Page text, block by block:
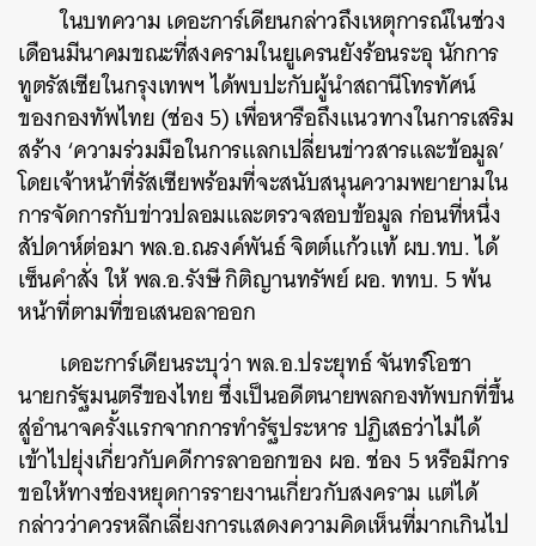
ในบทความ เดอะการ์เดียนกล่าวถึงเหตุการณ์ในช่วง
เดือนมีนาคมขณะที่สงครามในยูเครนยังร้อนระอุ นักการ
ทูตรัสเซียในกรุงเทพฯ ได้พบปะกับผู้นำสถานีโทรทัศน์
ของกองทัพไทย (ช่อง 5) เพื่อหารือถึงแนวทางในการเสริม
สร้าง ‘ความร่วมมือในการแลกเปลี่ยนข่าวสารและข้อมูล’
โดยเจ้าหน้าที่รัสเซียพร้อมที่จะสนับสนุนความพยายามใน
การจัดการกับข่าวปลอมและตรวจสอบข้อมูล ก่อนที่หนึ่ง
สัปดาห์ต่อมา พล.อ.ณรงค์พันธ์ จิตต์แก้วแท้ ผบ.ทบ. ได้
เซ็นคำสั่ง ให้ พล.อ.รังษี กิติญานทรัพย์ ผอ. ททบ. 5 พ้น
หน้าที่ตามที่ขอเสนอลาออก
เดอะการ์เดียนระบุว่า พล.อ.ประยุทธ์ จันทร์โอชา
นายกรัฐมนตรีของไทย ซึ่งเป็นอดีตนายพลกองทัพบกที่ขึ้น
สู่อำนาจครั้งแรกจากการทำรัฐประหาร ปฏิเสธว่าไม่ได้
เข้าไปยุ่งเกี่ยวกับคดีการลาออกของ ผอ. ช่อง 5 หรือมีการ
ขอให้ทางช่องหยุดการรายงานเกี่ยวกับสงคราม แต่ได้
กล่าวว่าควรหลีกเลี่ยงการแสดงความคิดเห็นที่มากเกินไป